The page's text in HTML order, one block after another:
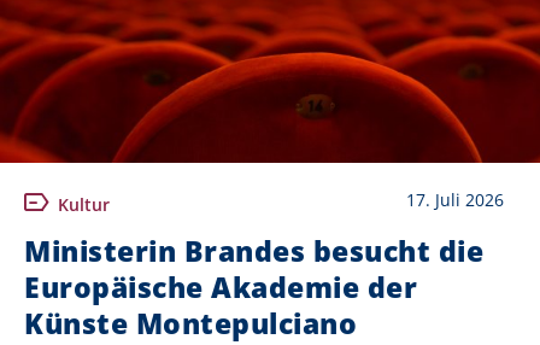
Kultur 17. Juli 2026
Ministerin Brandes besucht die
Europäische Akademie der
Künste Montepulciano